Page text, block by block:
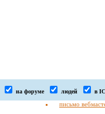
на форуме людей в
письмо